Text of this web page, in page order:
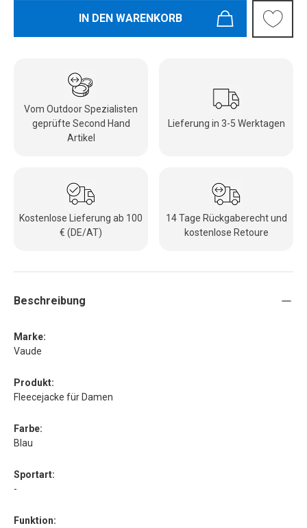
IN DEN WARENKORB
Vom Outdoor Spezialisten
geprüfte Second Hand
Artikel
Lieferung in 3-5 Werktagen
Kostenlose Lieferung ab 100
€ (DE/AT)
14 Tage Rückgaberecht und
kostenlose Retoure
Beschreibung
Marke:
Vaude
Produkt:
Fleecejacke für Damen
Farbe:
Blau
Sportart:
-
Funktion: